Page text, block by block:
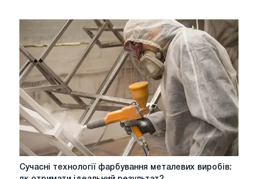
Сучасні
технології
Сучасні технології фарбування металевих виробів: